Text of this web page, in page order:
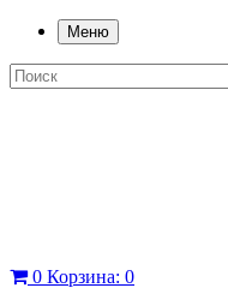
Меню
0 Корзина: 0